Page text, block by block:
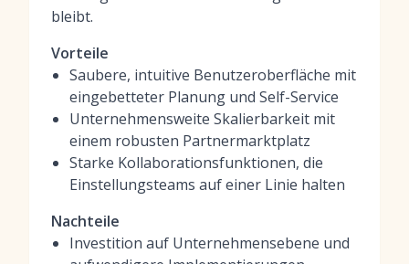
bleibt.
Vorteile
Saubere, intuitive Benutzeroberfläche mit
eingebetteter Planung und Self-Service
Unternehmensweite Skalierbarkeit mit
einem robusten Partnermarktplatz
Starke Kollaborationsfunktionen, die
Einstellungsteams auf einer Linie halten
Nachteile
Investition auf Unternehmensebene und